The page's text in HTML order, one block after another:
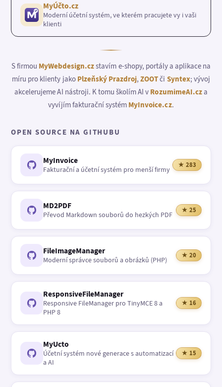
MyÚčto.cz
Moderní účetní systém, ve kterém pracujete vy i vaši
klienti
S firmou MyWebdesign.czstavím e-shopy, portály a aplikace na
míru pro klienty jako Plzeňský Prazdroj,ZOOTči Syntex; vývoj
akcelerujeme AI nástroji. K tomu školím AI v RozumimeAI.cza
vyvíjím fakturační systém MyInvoice.cz.
OPEN SOURCE NA GITHUBU
MyInvoice
Fakturační a účetní systém pro menší firmy
★ 283
MD2PDF
Převod Markdown souborů do hezkých PDF
★ 25
FileImageManager
Moderní správce souborů a obrázků (PHP)
★ 20
ResponsiveFileManager
Responsive FileManager pro TinyMCE 8 a
PHP 8
★ 16
MyUcto
Účetní systém nové generace s automatizací
a AI
★ 15